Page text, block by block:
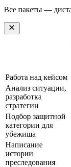
Все пакеты —
Работа над кейсом
Анализ ситуации,
разработка
стратегии
Подбор защитной
категории для
убежища
Написание
истории
преследования